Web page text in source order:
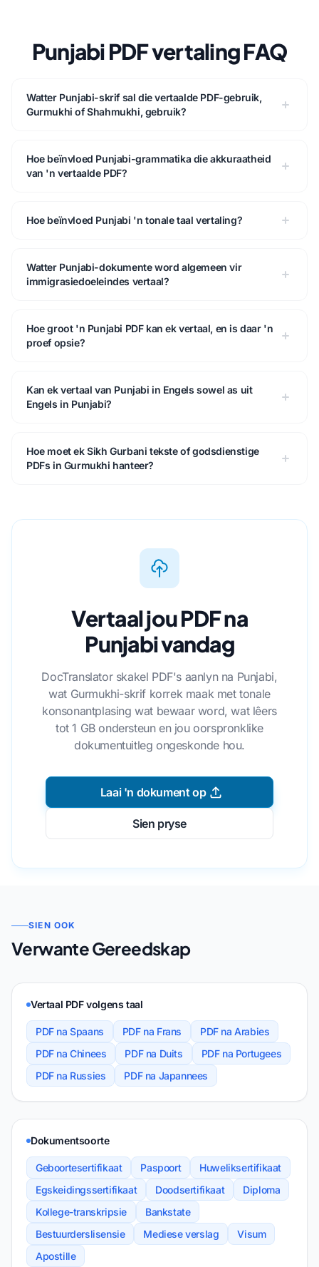
Punjabi PDF vertaling FAQ
Watter Punjabi-skrif sal die vertaalde PDF-gebruik,
Gurmukhi of Shahmukhi, gebruik?
Hoe beïnvloed Punjabi-grammatika die akkuraatheid
van 'n vertaalde PDF?
Hoe beïnvloed Punjabi 'n tonale taal vertaling?
Watter Punjabi-dokumente word algemeen vir
immigrasiedoeleindes vertaal?
Hoe groot 'n Punjabi PDF kan ek vertaal, en is daar 'n
proef opsie?
Kan ek vertaal van Punjabi in Engels sowel as uit
Engels in Punjabi?
Hoe moet ek Sikh Gurbani tekste of godsdienstige
PDFs in Gurmukhi hanteer?
Vertaal jou PDF na
Punjabi vandag
DocTranslator skakel PDF's aanlyn na Punjabi,
wat Gurmukhi-skrif korrek maak met tonale
konsonantplasing wat bewaar word, wat lêers
tot 1 GB ondersteun en jou oorspronklike
dokumentuitleg ongeskonde hou.
Laai 'n dokument op
Sien pryse
SIEN OOK
Verwante Gereedskap
Vertaal PDF volgens taal
PDF na Spaans PDF na Frans
PDF na Arabies
PDF na Chinees
PDF na Duits
PDF na Portugees
PDF na Russies
PDF na Japannees
Dokumentsoorte
Geboortesertifikaat Paspoort
Huweliksertifikaat
Egskeidingssertifikaat
Doodsertifikaat
Diploma
Kollege-transkripsie
Bankstate
Bestuurderslisensie
Mediese verslag
Visum
Apostille